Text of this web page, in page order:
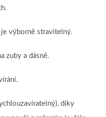
výborně stravitelný.
zuby a dásně.
díky